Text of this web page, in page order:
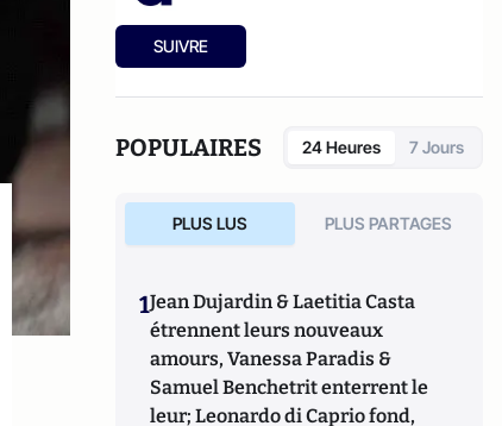
SUIVRE
POPULAIRES 24 Heures 7 Jours
PLUS LUS PLUS PARTAGES
1Jean Dujardin & Laetitia Casta
étrennent leurs nouveaux
amours, Vanessa Paradis &
Samuel Benchetrit enterrent le
leur; Leonardo di Caprio fond,